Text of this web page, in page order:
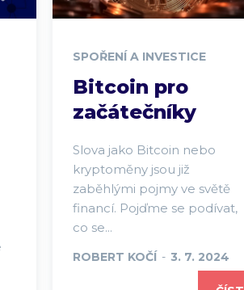
SPOŘENÍ A INVESTICE
Bitcoin pro
začátečníky
Slova jako Bitcoin nebo
kryptoměny jsou již
zaběhlými pojmy ve světě
financí. Pojďme se podívat,
co se...
ROBERT KOČÍ - 3. 7. 2024